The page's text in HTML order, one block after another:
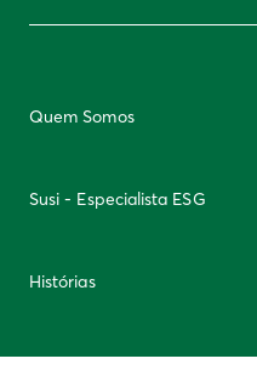
Quem Somos
Susi - Especialista ESG
Histórias
Newsletter